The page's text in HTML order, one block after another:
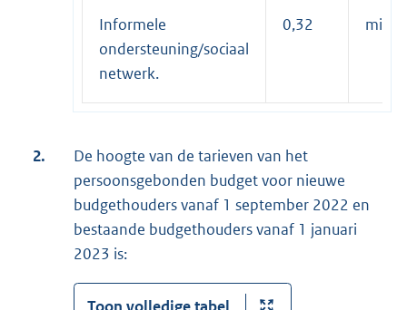
Informele
ondersteuning/sociaal
netwerk.
0,32
2.
De hoogte van de tarieven van het
persoonsgebonden budget voor nieuwe
budgethouders vanaf 1 september 2022 en
bestaande budgethouders vanaf 1 januari
2023 is: